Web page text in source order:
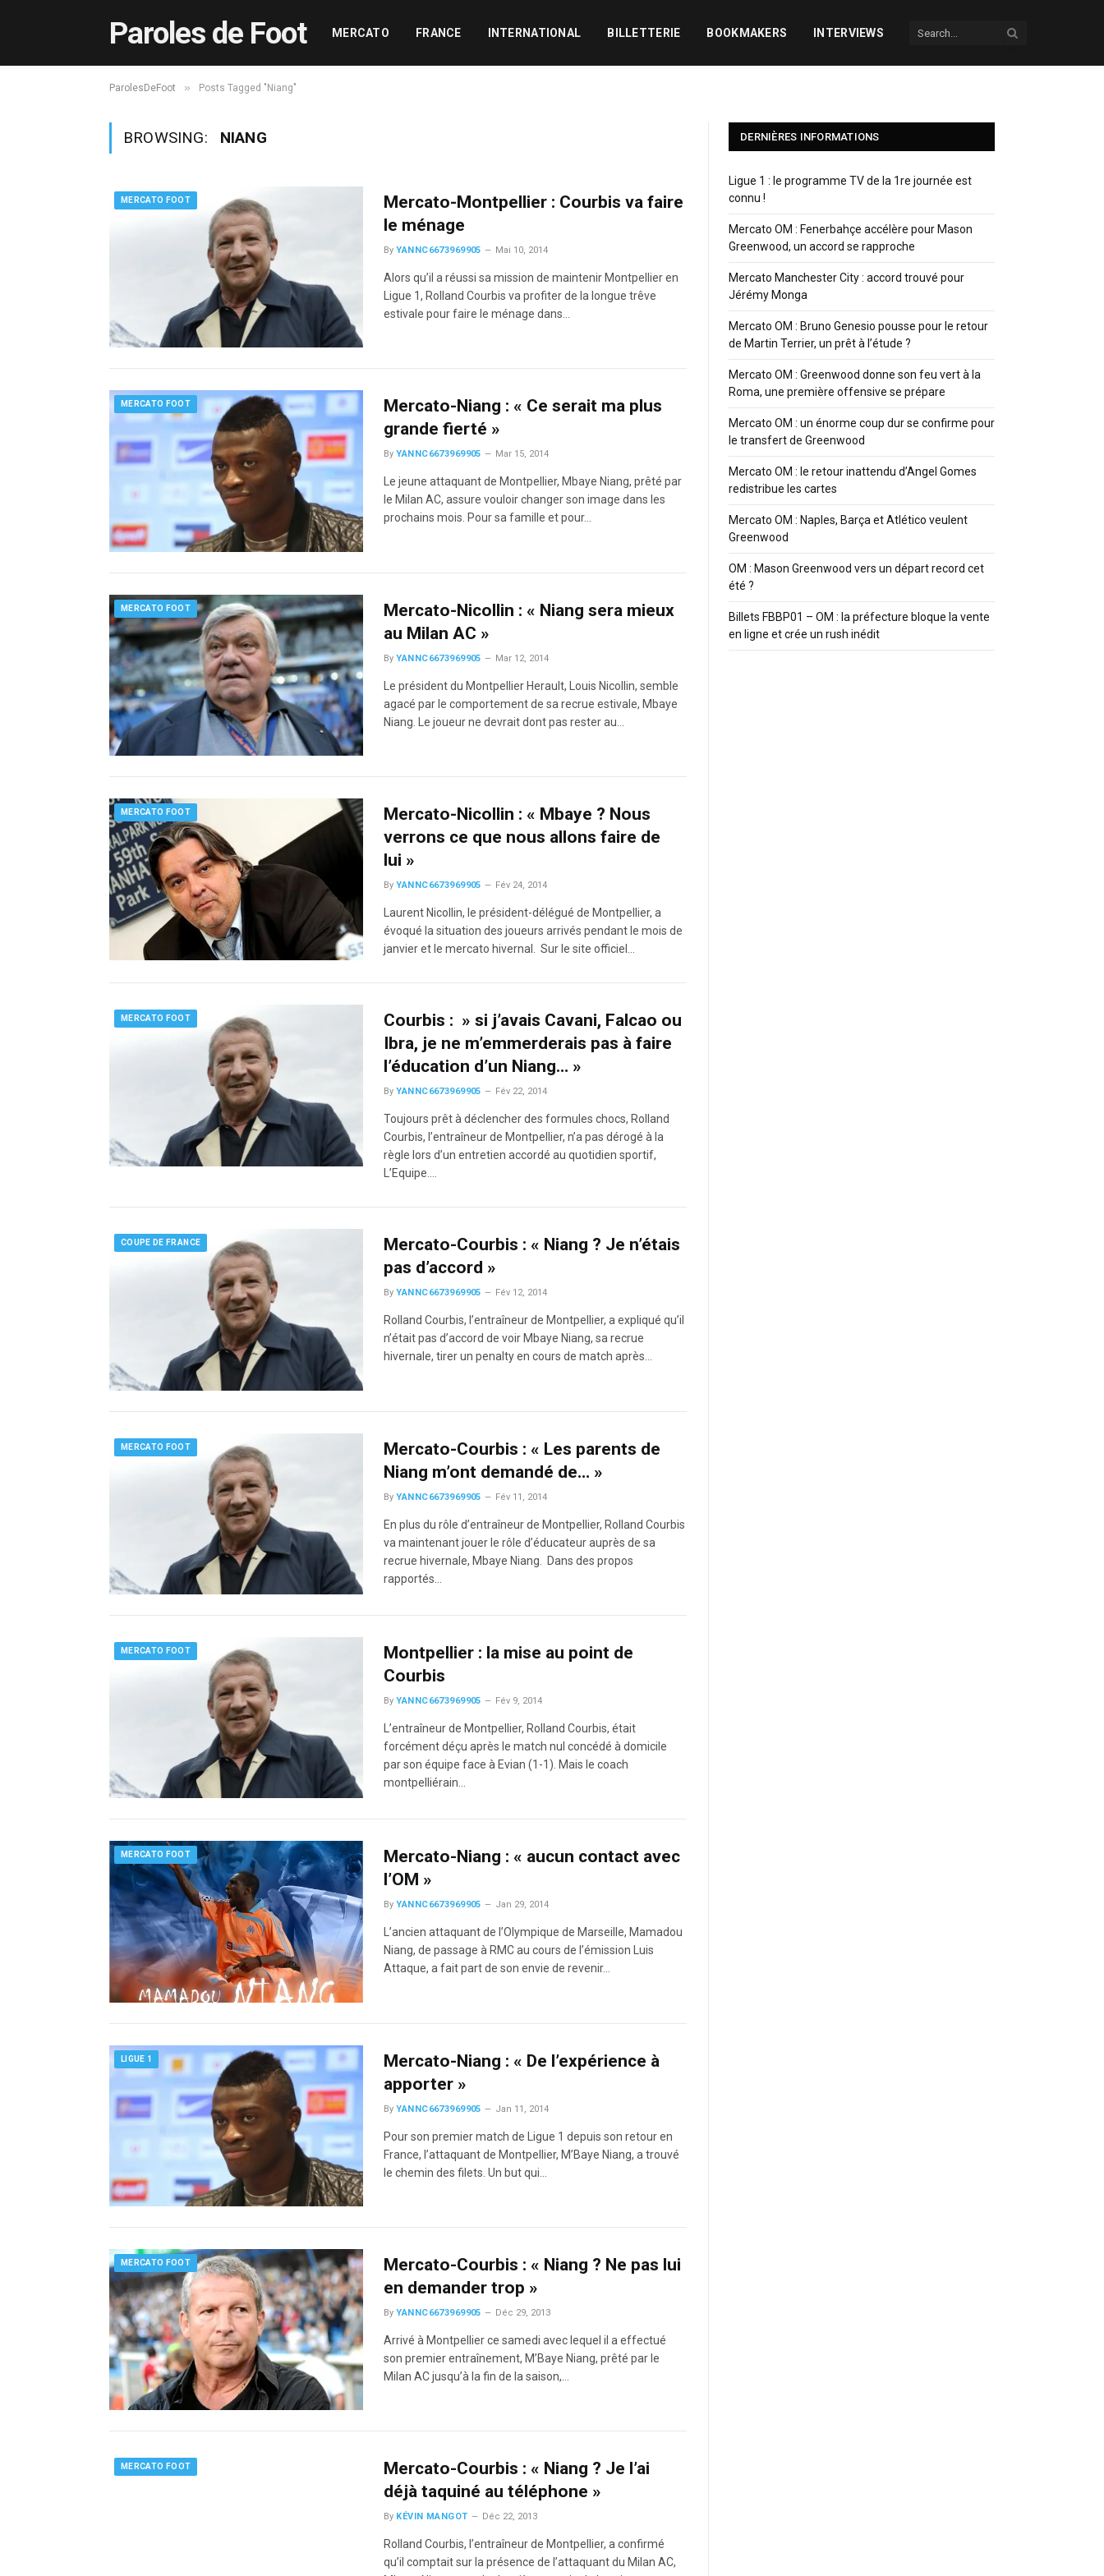
Paroles de Foot MERCATO FRANCE INTERNATIONAL BILLETTERIE BOOKMAKERS INTERVIEWS
ParolesDeFoot » Posts Tagged "Niang"
BROWSING: NIANG
MERCATO FOOT
Mercato-Montpellier : Courbis va faire
le ménage
By YANNC6673969905 Mai 10, 2014
Alors qu’il a réussi sa mission de maintenir Montpellier en
Ligue 1, Rolland Courbis va profiter de la longue trêve
estivale pour faire le ménage dans…
MERCATO FOOT
Mercato-Niang : « Ce serait ma plus
grande fierté »
By YANNC6673969905 Mar 15, 2014
Le jeune attaquant de Montpellier, Mbaye Niang, prêté par
le Milan AC, assure vouloir changer son image dans les
prochains mois. Pour sa famille et pour…
MERCATO FOOT
Mercato-Nicollin : « Niang sera mieux
au Milan AC »
By YANNC6673969905 Mar 12, 2014
Le président du Montpellier Herault, Louis Nicollin, semble
agacé par le comportement de sa recrue estivale, Mbaye
Niang. Le joueur ne devrait dont pas rester au…
MERCATO FOOT
Mercato-Nicollin : « Mbaye ? Nous
verrons ce que nous allons faire de
lui »
By YANNC6673969905 Fév 24, 2014
Laurent Nicollin, le président-délégué de Montpellier, a
évoqué la situation des joueurs arrivés pendant le mois de
janvier et le mercato hivernal. Sur le site officiel…
MERCATO FOOT
Courbis : » si j’avais Cavani, Falcao ou
Ibra, je ne m’emmerderais pas à faire
l’éducation d’un Niang… »
By YANNC6673969905 Fév 22, 2014
Toujours prêt à déclencher des formules chocs, Rolland
Courbis, l’entraîneur de Montpellier, n’a pas dérogé à la
règle lors d’un entretien accordé au quotidien sportif,
L’Equipe.…
COUPE DE FRANCE
Mercato-Courbis : « Niang ? Je n’étais
pas d’accord »
By YANNC6673969905 Fév 12, 2014
Rolland Courbis, l’entraîneur de Montpellier, a expliqué qu’il
n’était pas d’accord de voir Mbaye Niang, sa recrue
hivernale, tirer un penalty en cours de match après…
MERCATO FOOT
Mercato-Courbis : « Les parents de
Niang m’ont demandé de… »
By YANNC6673969905 Fév 11, 2014
En plus du rôle d’entraîneur de Montpellier, Rolland Courbis
va maintenant jouer le rôle d’éducateur auprès de sa
recrue hivernale, Mbaye Niang. Dans des propos
rapportés…
MERCATO FOOT
Montpellier : la mise au point de
Courbis
By YANNC6673969905 Fév 9, 2014
L’entraîneur de Montpellier, Rolland Courbis, était
forcément déçu après le match nul concédé à domicile
par son équipe face à Evian (1-1). Mais le coach
montpelliérain…
MERCATO FOOT
Mercato-Niang : « aucun contact avec
l’OM »
By YANNC6673969905 Jan 29, 2014
L’ancien attaquant de l’Olympique de Marseille, Mamadou
Niang, de passage à RMC au cours de l’émission Luis
Attaque, a fait part de son envie de revenir…
LIGUE 1
Mercato-Niang : « De l’expérience à
apporter »
By YANNC6673969905 Jan 11, 2014
Pour son premier match de Ligue 1 depuis son retour en
France, l’attaquant de Montpellier, M’Baye Niang, a trouvé
le chemin des filets. Un but qui…
MERCATO FOOT
Mercato-Courbis : « Niang ? Ne pas lui
en demander trop »
By YANNC6673969905 Déc 29, 2013
Arrivé à Montpellier ce samedi avec lequel il a effectué
son premier entraînement, M’Baye Niang, prêté par le
Milan AC jusqu’à la fin de la saison,…
MERCATO FOOT
Mercato-Courbis : « Niang ? Je l’ai
déjà taquiné au téléphone »
By KÉVIN MANGOT Déc 22, 2013
Rolland Courbis, l’entraîneur de Montpellier, a confirmé
qu’il comptait sur la présence de l’attaquant du Milan AC,
DERNIÈRES INFORMATIONS
Ligue 1 : le programme TV de la 1re journée est
connu !
Mercato OM : Fenerbahçe accélère pour Mason
Greenwood, un accord se rapproche
Mercato Manchester City : accord trouvé pour
Jérémy Monga
Mercato OM : Bruno Genesio pousse pour le retour
de Martin Terrier, un prêt à l’étude ?
Mercato OM : Greenwood donne son feu vert à la
Roma, une première offensive se prépare
Mercato OM : un énorme coup dur se confirme pour
le transfert de Greenwood
Mercato OM : le retour inattendu d’Angel Gomes
redistribue les cartes
Mercato OM : Naples, Barça et Atlético veulent
Greenwood
OM : Mason Greenwood vers un départ record cet
été ?
Billets FBBP01 – OM : la préfecture bloque la vente
en ligne et crée un rush inédit